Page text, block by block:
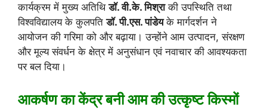
कार्यक्रम में मुख्य अतिथिडॉ. वी.के. मिश्राकी उपस्थिति तथा
विश्वविद्यालय के कुलपतिडॉ. पी.एस. पांडेयके मार्गदर्शन ने
आयोजन की गरिमा को और बढ़ाया। उन्होंने आम उत्पादन, संरक्षण
और मूल्य संवर्धन के क्षेत्र में अनुसंधान एवं नवाचार की आवश्यकता
पर बल दिया।
आकर्षण का केंद्र बनी आम की उत्कृष्ट किस्मों